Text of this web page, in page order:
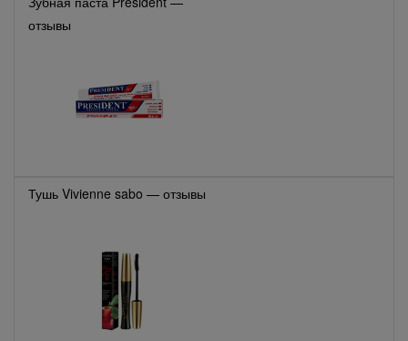
отзывы
Тушь Vivienne sabo — отзывы